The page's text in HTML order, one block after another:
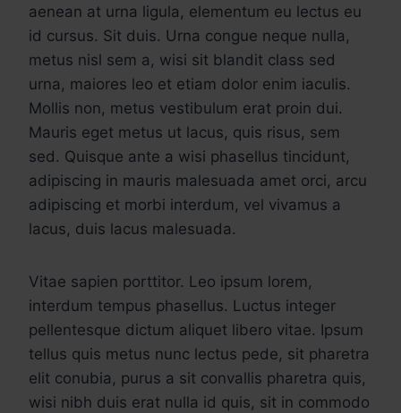
aenean at urna ligula, elementum eu lectus eu
id cursus. Sit duis. Urna congue neque nulla,
metus nisl sem a, wisi sit blandit class sed
urna, maiores leo et etiam dolor enim iaculis.
Mollis non, metus vestibulum erat proin dui.
Mauris eget metus ut lacus, quis risus, sem
sed. Quisque ante a wisi phasellus tincidunt,
adipiscing in mauris malesuada amet orci, arcu
adipiscing et morbi interdum, vel vivamus a
lacus, duis lacus malesuada.
Vitae sapien porttitor. Leo ipsum lorem,
interdum tempus phasellus. Luctus integer
pellentesque dictum aliquet libero vitae. Ipsum
tellus quis metus nunc lectus pede, sit pharetra
elit conubia, purus a sit convallis pharetra quis,
wisi nibh duis erat nulla id quis, sit in commodo